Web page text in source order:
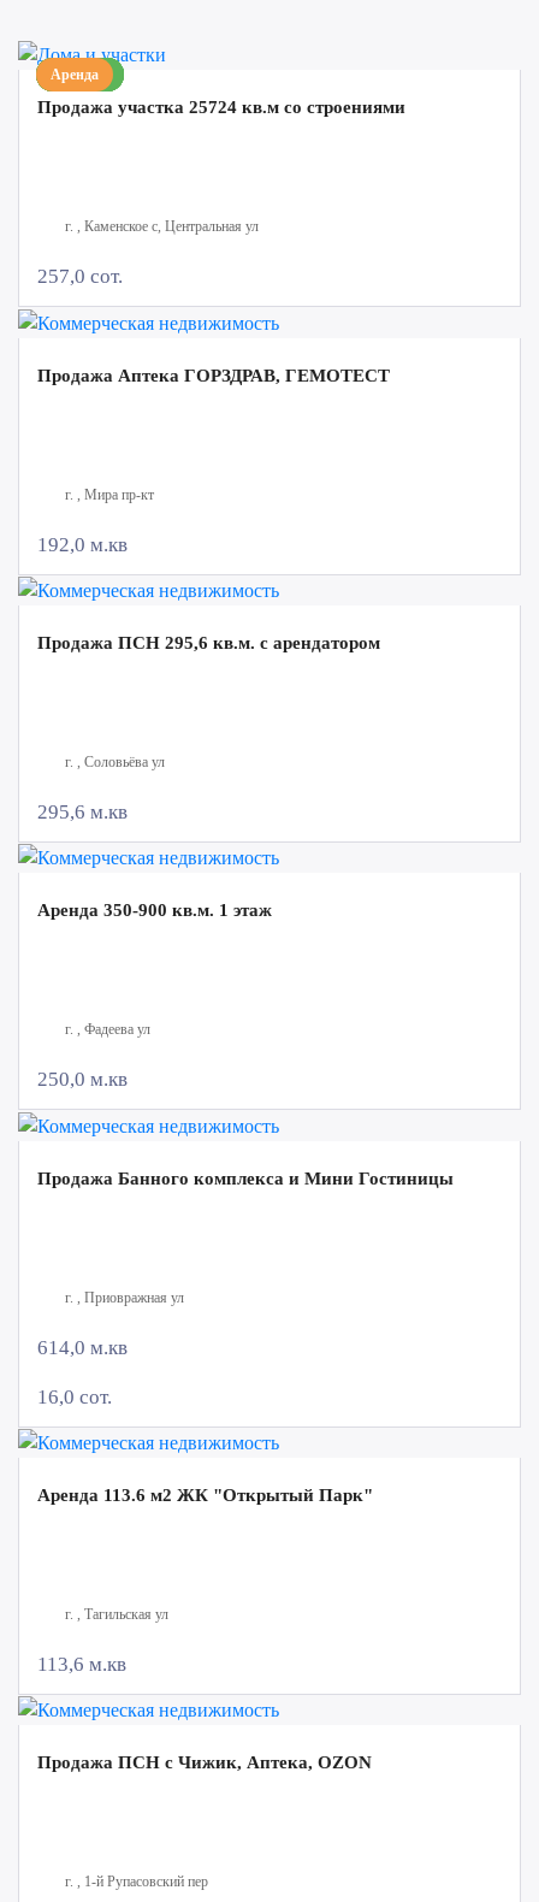
Продажа
Продажа участка 25724 кв.м со строениями
г. , Каменское с, Центральная ул
257,0 сот.
Продажа
Продажа Аптека ГОРЗДРАВ, ГЕМОТЕСТ
г. , Мира пр-кт
192,0 м.кв
Продажа
Продажа ПСН 295,6 кв.м. с арендатором
г. , Соловьёва ул
295,6 м.кв
Аренда
Аренда 350-900 кв.м. 1 этаж
г. , Фадеева ул
250,0 м.кв
Продажа
Продажа Банного комплекса и Мини Гостиницы
г. , Приовражная ул
614,0 м.кв
16,0 сот.
Аренда
Аренда 113.6 м2 ЖК "Открытый Парк"
г. , Тагильская ул
113,6 м.кв
Продажа
Продажа ПСН с Чижик, Аптека, OZON
г. , 1-й Рупасовский пер
Продажа
Продажа
Аренда